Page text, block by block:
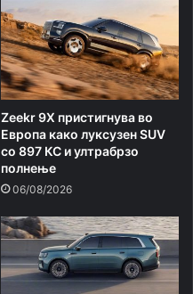
Zeekr 9X пристигнува во
Европа како луксузен SUV
со 897 КС и ултрабрзо
полнење
06/08/2026